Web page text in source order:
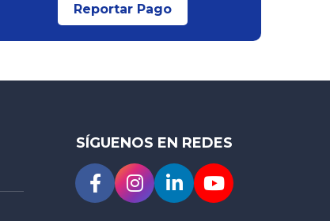
Reportar Pago
SÍGUENOS EN REDES